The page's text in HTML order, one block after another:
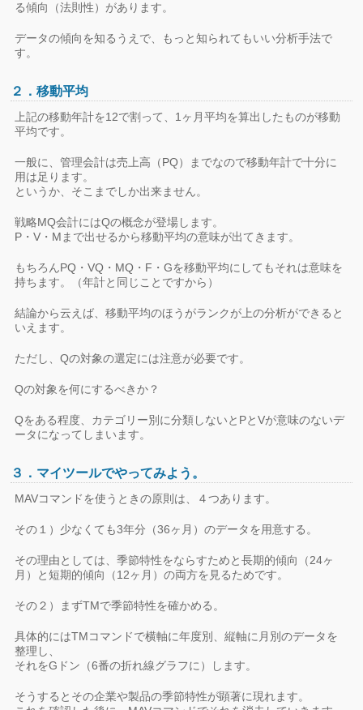
る傾向（法則性）があります。
データの傾向を知るうえで、もっと知られてもいい分析手法で
す。
２．移動平均
上記の移動年計を12で割って、1ヶ月平均を算出したものが移動
平均です。
一般に、管理会計は売上高（PQ）までなので移動年計で十分に
用は足ります。
というか、そこまでしか出来ません。
戦略MQ会計にはQの概念が登場します。
P・V・Mまで出せるから移動平均の意味が出てきます。
もちろんPQ・VQ・MQ・F・Gを移動平均にしてもそれは意味を
持ちます。（年計と同じことですから）
結論から云えば、移動平均のほうがランクが上の分析ができると
いえます。
ただし、Qの対象の選定には注意が必要です。
Qの対象を何にするべきか？
Qをある程度、カテゴリー別に分類しないとPとVが意味のないデ
ータになってしまいます。
３．マイツールでやってみよう。
MAVコマンドを使うときの原則は、４つあります。
その１）少なくても3年分（36ヶ月）のデータを用意する。
その理由としては、季節特性をならすためと長期的傾向（24ヶ
月）と短期的傾向（12ヶ月）の両方を見るためです。
その２）まずTMで季節特性を確かめる。
具体的にはTMコマンドで横軸に年度別、縦軸に月別のデータを
整理し、
それをGドン（6番の折れ線グラフに）します。
そうするとその企業や製品の季節特性が顕著に現れます。